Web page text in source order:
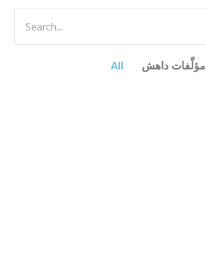
All مؤلَّفات داهش